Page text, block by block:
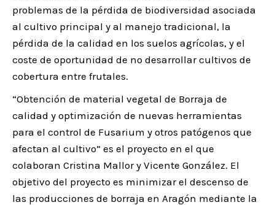
problemas de la pérdida de biodiversidad asociada
al cultivo principal y al manejo tradicional, la
pérdida de la calidad en los suelos agrícolas, y el
coste de oportunidad de no desarrollar cultivos de
cobertura entre frutales.
“Obtención de material vegetal de Borraja de
calidad y optimización de nuevas herramientas
para el control de Fusarium y otros patógenos que
afectan al cultivo” es el proyecto en el que
colaboran Cristina Mallor y Vicente González. El
objetivo del proyecto es minimizar el descenso de
las producciones de borraja en Aragón mediante la